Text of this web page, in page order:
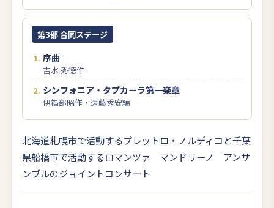
第3部 合同ステージ
序曲
吉水 秀徳作
シンフォニア・タプカーラ第一楽章
伊福部昭作・遠藤秀安編
北海道札幌市で活動するプレットロ・ノルディコと千葉
県船橋市で活動するロマンツァ マンドリーノ アンサ
ンブルのジョイントコンサート